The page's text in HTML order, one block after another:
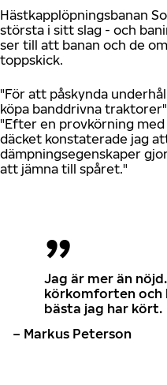
Hästkapplöpningsbanan
största i sitt slag - och
ser till att banan och de
toppskick.
"För att påskynda
köpa banddrivna
"Efter en provkörning
däcket konstaterade jag
dämpningsegenskaper
att jämna till spåret."
Jag är mer än
körkomforten och
bästa jag har kört.
– Markus Peterson